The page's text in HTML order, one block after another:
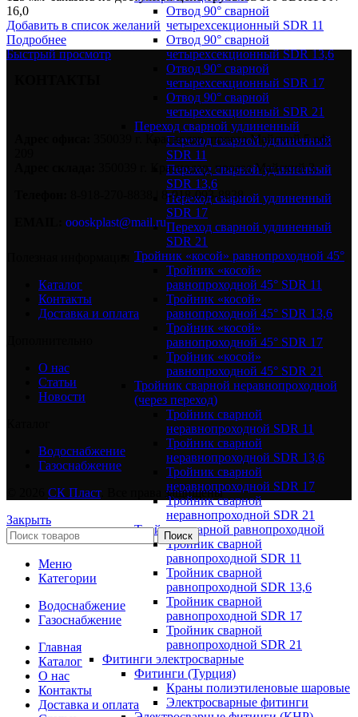
Отвод 90° сварной
четырехсекционный SDR 11
Отвод 90° сварной
четырехсекционный SDR 13,6
Отвод 90° сварной
четырехсекционный SDR 17
Отвод 90° сварной
четырехсекционный SDR 21
Переход сварной удлиненный
Переход сварной удлиненный
SDR 11
Переход сварной удлиненный
SDR 13,6
Переход сварной удлиненный
SDR 17
Переход сварной удлиненный
SDR 21
Тройник «косой» равнопроходной 45°
Тройник «косой»
равнопроходной 45° SDR 11
Тройник «косой»
равнопроходной 45° SDR 13,6
Тройник «косой»
равнопроходной 45° SDR 17
Тройник «косой»
равнопроходной 45° SDR 21
Тройник сварной неравнопроходной
(через переход)
Тройник сварной
неравнопроходной SDR 11
Тройник сварной
неравнопроходной SDR 13,6
Тройник сварной
неравнопроходной SDR 17
Тройник сварной
неравнопроходной SDR 21
Тройник сварной равнопроходной
Тройник сварной
равнопроходной SDR 11
Тройник сварной
равнопроходной SDR 13,6
Тройник сварной
равнопроходной SDR 17
Тройник сварной
равнопроходной SDR 21
Фитинги электросварные
Фитинги (Турция)
Краны полиэтиленовые шаровые
Электросварные фитинги
16,0
Добавить в список желаний
Подробнее
Быстрый просмотр
350039 г. Краснодар, проезд Майский 5 оф.
350039 г. Краснодар, проезд Майский 3.
8-918-270-8838 | 8-918-093-8838
oooskplast@mail.ru
Каталог
Контакты
Доставка и оплата
О нас
Статьи
Новости
Водоснабжение
Газоснабжение
СК Пласт. Все права защищены
Закрыть
Поиск
Меню
Категории
Водоснабжение
Газоснабжение
Главная
Каталог
О нас
Контакты
Доставка и оплата